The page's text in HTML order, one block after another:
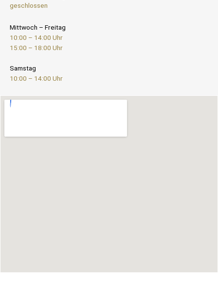
geschlossen
Mittwoch – Freitag
10:00 – 14:00 Uhr
15:00 – 18:00 Uhr
Samstag
10:00 – 14:00 Uhr